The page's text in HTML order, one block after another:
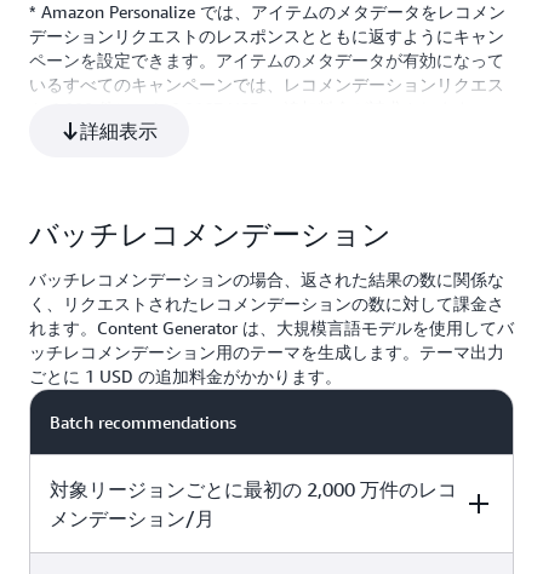
ンデーションの数に対して課金されます。Amazon
Personalize は、デフォルトですべてのアクティブなキ
ャンペーンに対して、1 秒あたり 1 回以上の推奨リクエ
Personalize では、必要に応じてより高い最低トランザ
ビジョン TPS を超える場合、Amazon Personalize は自
動スケーリングを実行してリクエストを処理し、トラフ
ィックが減少すると最小プロビジョン TPS に戻りま
す。プロビジョニングされた最小 TPS を増やすと、請
求対象となるレコメンデーションリクエストの数が増え
ることに注意してください。
0.0278 USD
Price per 1,000 recommendation requests
0.0139 USD
* Amazon Personalize では、アイテムのメタデータをレコメン
デーションリクエストのレスポンスとともに返すようにキャン
ペーンを設定できます。アイテムのメタデータが有効になって
いるすべてのキャンペーンでは、レコメンデーションリクエス
の追加料金は、アイテムのメタデータが有効になっている場合
詳細表示
バッチレコメンデーション
バッチレコメンデーションの場合、返された結果の数に関係な
く、リクエストされたレコメンデーションの数に対して課金さ
れます。Content Generator は、大規模言語モデルを使用してバ
ッチレコメンデーション用のテーマを生成します。テーマ出力
ごとに 1 USD の追加料金がかかります。
Batch recommendations
対象リージョンごとに最初の 2,000 万件のレコ
メンデーション/月